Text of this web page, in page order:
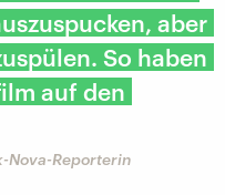
aber
So haben
auf den
Nova-Reporterin